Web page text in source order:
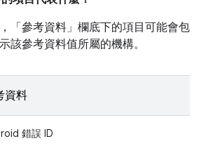
「參考資料」 欄底下的項目可能會包
該參考資料值所屬的機構。
資料
錯誤 ID